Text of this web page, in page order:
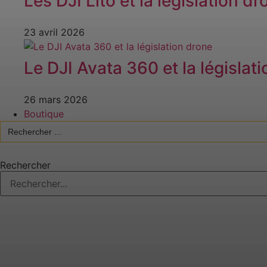
23 avril 2026
Le DJI Avata 360 et la
26 mars 2026
Boutique
Search
for:
Rechercher